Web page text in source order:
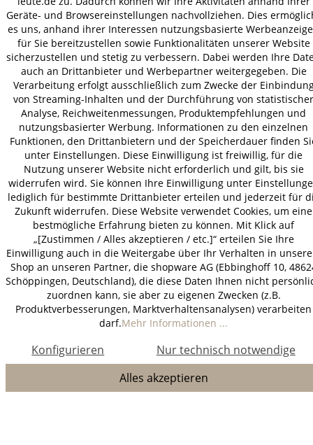
AGB Datenschutz
Impressum
© 2026 HOLZ-LEUTE
* Alle Preise inkl. gesetzl. Mehrwertsteuer zzgl.Versandkosten.
Geräte- und Browsereinstellungen nachvollziehen. Dies
es uns, anhand ihrer Interessen nutzungsbasierte
für Sie bereitzustellen sowie Funktionalitäten unserer Website
sicherzustellen und stetig zu verbessern. Dabei werden Ihre
auch an Drittanbieter und Werbepartner weitergegeben. Die
Verarbeitung erfolgt ausschließlich zum Zwecke der
von Streaming-Inhalten und der Durchführung von statistischer
Analyse, Reichweitenmessungen, Produktempfehlungen und
nutzungsbasierter Werbung. Informationen zu den einzelnen
Funktionen, den Drittanbietern und der Speicherdauer finden
unter Einstellungen. Diese Einwilligung ist freiwillig, für die
Nutzung unserer Website nicht erforderlich und gilt, bis sie
widerrufen wird. Sie können Ihre Einwilligung unter
lediglich für bestimmte Drittanbieter erteilen und jederzeit für
Zukunft widerrufen. Diese Website verwendet Cookies, um eine
bestmögliche Erfahrung bieten zu können. Mit Klick auf
„[Zustimmen / Alles akzeptieren / etc.]“ erteilen Sie Ihre
Einwilligung auch in die Weitergabe über Ihr Verhalten in
Shop an unseren Partner, die shopware AG (Ebbinghoff 10,
Schöppingen, Deutschland), die diese Daten Ihnen nicht
zuordnen kann, sie aber zu eigenen Zwecken (z.B.
Produktverbesserungen, Marktverhaltensanalysen) verarbeiten
darf.Mehr Informationen ...
Nur technisch notwendige
Konfigurieren
Alles akzeptieren